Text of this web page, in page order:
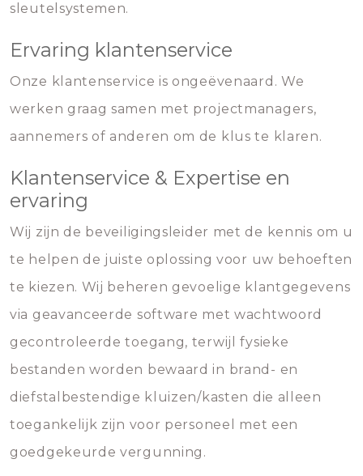
sleutelsystemen.
Ervaring klantenservice
Onze klantenservice is ongeëvenaard. We
werken graag samen met projectmanagers,
aannemers of anderen om de klus te klaren.
Klantenservice & Expertise en
ervaring
Wij zijn de beveiligingsleider met de kennis om u
te helpen de juiste oplossing voor uw behoeften
te kiezen. Wij beheren gevoelige klantgegevens
via geavanceerde software met wachtwoord
gecontroleerde toegang, terwijl fysieke
bestanden worden bewaard in brand- en
diefstalbestendige kluizen/kasten die alleen
toegankelijk zijn voor personeel met een
goedgekeurde vergunning.